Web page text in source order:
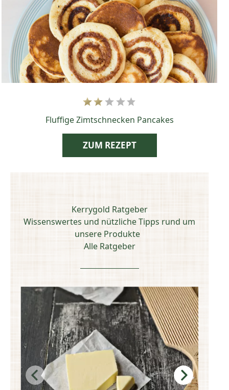
Fluffige Zimtschnecken Pancakes
ZUM REZEPT
Kerrygold Ratgeber
Wissenswertes und nützliche Tipps rund um
unsere Produkte
Alle Ratgeber